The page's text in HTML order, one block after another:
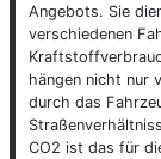
Angebots. Sie
verschiedenen
hängen nicht nur
durch das
CO2 ist das für